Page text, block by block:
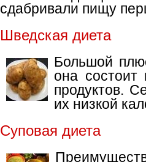
сдабривали пищу
Шведская диета
Большой
она
продуктов.
их низкой
Суповая диета